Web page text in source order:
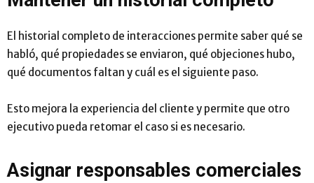
El historial completo de interacciones permite saber qué se
habló, qué propiedades se enviaron, qué objeciones hubo,
qué documentos faltan y cuál es el siguiente paso.
Esto mejora la experiencia del cliente y permite que otro
ejecutivo pueda retomar el caso si es necesario.
Asignar responsables comerciales